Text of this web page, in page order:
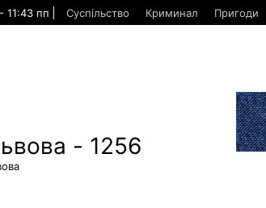
11:43 пп Суспільство Криминал Пригоди
- 1256